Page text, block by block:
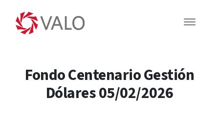
Fondo Centenario Gestión
Dólares 05/02/2026